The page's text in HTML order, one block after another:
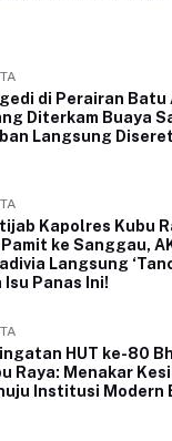
di Perairan Batu
Diterkam Buaya
Langsung
Kapolres Kubu
ke Sanggau,
Langsung
Isu Panas Ini!
HUT ke-80
Raya: Menakar
Institusi Modern